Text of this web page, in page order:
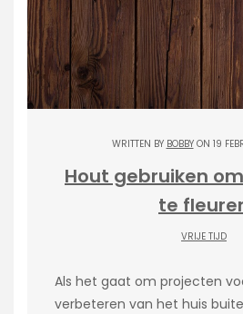
WRITTEN BY BOBBYON 19
Hout gebruiken
te
VRIJE TIJD
Als het gaat om projecten
verbeteren van het huis